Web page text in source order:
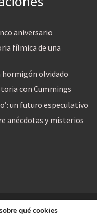
aniversario
fílmica de una
hormigón olvidado
con Cummings
un futuro especulativo
anécdotas y misterios
qué cookies